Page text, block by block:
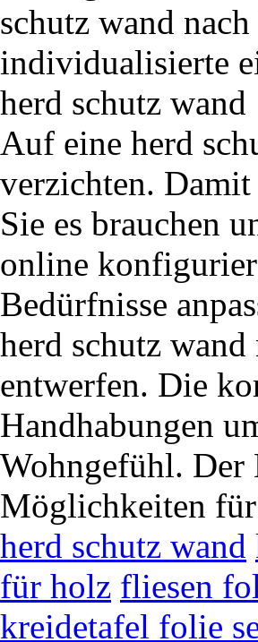
schutz wand
individualisierte
herd schutz wand
Auf eine herd
verzichten.
Sie es brauchen
online
Bedürfnisse
herd schutz
entwerfen. Die
Handhabungen
Wohngefühl.
Möglichkeiten
herd schutz wand
für holz fliesen
kreidetafel folie